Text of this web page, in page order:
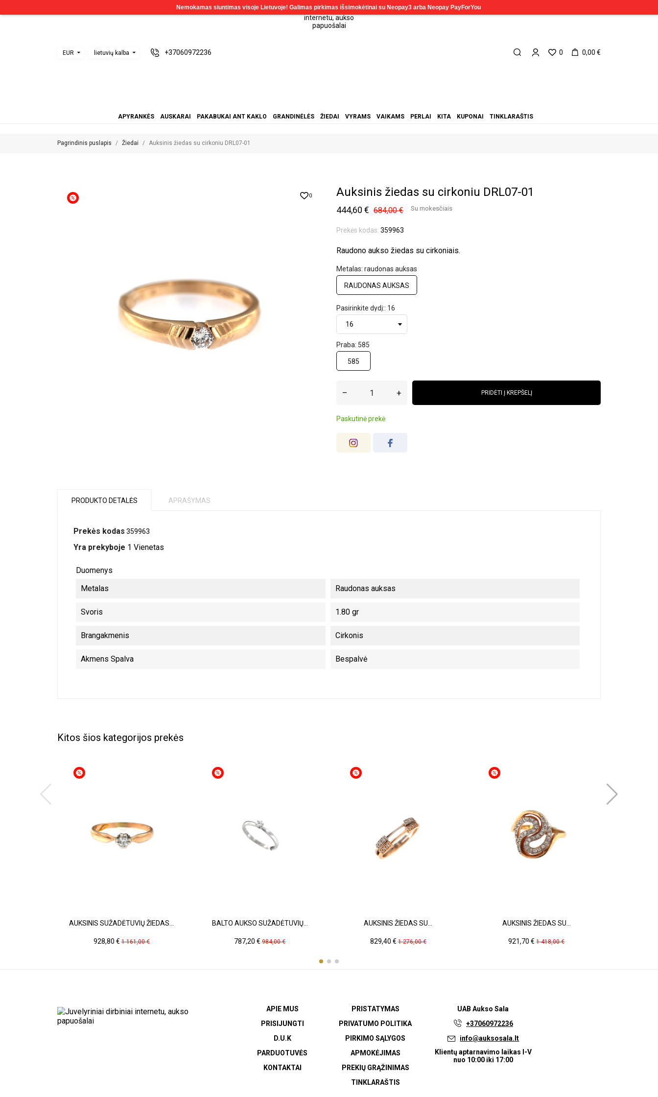
EUR lietuvių kalba +37060972236 0 0,00 €
APYRANKĖS AUSKARAI PAKABUKAI ANT KAKLO GRANDINĖLĖS ŽIEDAI VYRAMS VAIKAMS PERLAI KITA KUPONAI TINKLARAŠTIS
Pagrindinis puslapis Žiedai Auksinis žiedas su cirkoniu DRL07-01
0 Auksinis žiedas su cirkoniu DRL07-01
444,60 € 684,00 € Su mokesčiais
Prekės kodas: 359963
Raudono aukso žiedas su cirkoniais.
Metalas: raudonas auksas
RAUDONAS AUKSAS
Pasirinkite dydį:: 16
Praba: 585
585
– + PRIDĖTI Į KREPŠELĮ
Paskutinė prekė
PRODUKTO DETALĖS APRAŠYMAS
Prekės kodas 359963
Yra prekyboje 1 Vienetas
Duomenys
Metalas
Raudonas auksas
Svoris 1.80 gr
Brangakmenis Cirkonis
Akmens Spalva Bespalvė
Kitos šios kategorijos prekės
AUKSINIS SUŽADĖTUVIŲ ŽIEDAS...
Kaina
928,80 €Pradinė
kaina
1 161,00 €
BALTO AUKSO SUŽADĖTUVIŲ...
Kaina
787,20 € Pradinė
kaina
984,00 €
AUKSINIS ŽIEDAS SU...
Kaina
829,40 €Pradinė
kaina
1 276,00 €
AUKSINIS ŽIEDAS SU...
Kaina
921,70 € Pradinė
kaina
1 418,00 €
APIE MUS
PRISIJUNGTI
D.U.K
PARDUOTUVĖS
KONTAKTAI
PRISTATYMAS
PRIVATUMO POLITIKA
PIRKIMO SĄLYGOS
APMOKĖJIMAS
PREKIŲ GRĄŽINIMAS
TINKLARAŠTIS
UABAukso Sala
+37060972236
info@auksosala.lt
Klientų aptarnavimo laikas I-V
nuo 10:00 iki 17:00